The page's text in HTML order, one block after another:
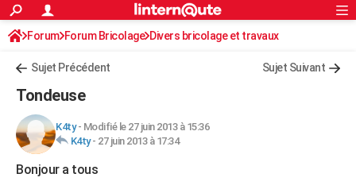
ACTUALITÉS
Politique
Société
Faits Divers
Education
Monde
Villes
+
FINANCE
Retraite
Impôts
Epargne
Immobilier
Risques naturels par ville
Banque
Assurance
Crédit
AUTO
Essais
Réserver un essai
Citadines
Berlines
SUV
Forum auto
+HIGH-TECH
Rechercher
S'inscrire
Connexion
Forum Forum Bricolage Divers bricolage et travaux
Sujet Précédent Sujet Suivant
Tondeuse
K4ty- Modifié le 27 juin 2013 à 15:36
K4ty- 27 juin 2013 à 17:34
Bonjour a tous